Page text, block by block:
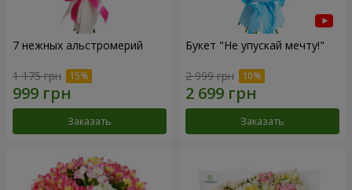
7 нежных альстромерий
1 175 грн
Заказать
Букет "Не упускай мечту!"
2 999 грн
Заказать